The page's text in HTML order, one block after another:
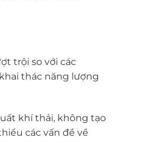
trội so với các
thác năng lượng
khí thải, không tạo
các vấn đề về